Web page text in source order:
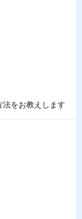
をお教えします